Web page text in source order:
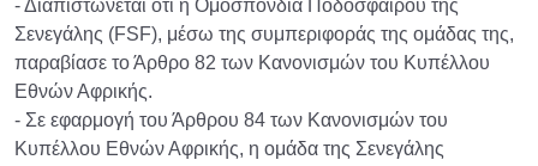
- Διαπιστώνεται ότι η Ομοσπονδία Ποδοσφαίρου της
Σενεγάλης (FSF), μέσω της συμπεριφοράς της ομάδας της,
παραβίασε το Άρθρο 82 των Κανονισμών του Κυπέλλου
Εθνών Αφρικής.
- Σε εφαρμογή του Άρθρου 84 των Κανονισμών του
Κυπέλλου Εθνών Αφρικής, η ομάδα της Σενεγάλης